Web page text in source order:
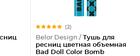
(2)
Belor Design / Тушь для
ресниц цветная объемная
Bad Doll Color Bomb